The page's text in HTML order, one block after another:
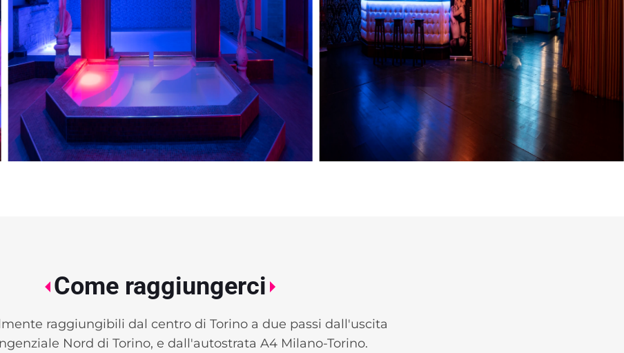
Come raggiungerci
raggiungibili dal centro di Torino a due passi dall'uscita
Nord di Torino, e dall'autostrata A4 Milano-Torino.